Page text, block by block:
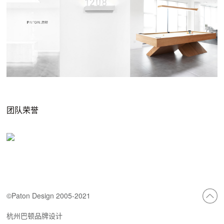
团队荣誉
©Paton Design 2005-2021
杭州巴顿品牌设计